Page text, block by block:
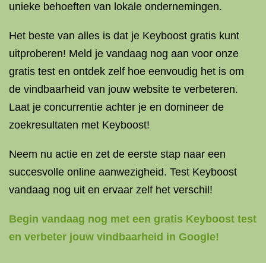
unieke behoeften van lokale ondernemingen.
Het beste van alles is dat je Keyboost gratis kunt
uitproberen! Meld je vandaag nog aan voor onze
gratis test en ontdek zelf hoe eenvoudig het is om
de vindbaarheid van jouw website te verbeteren.
Laat je concurrentie achter je en domineer de
zoekresultaten met Keyboost!
Neem nu actie en zet de eerste stap naar een
succesvolle online aanwezigheid. Test Keyboost
vandaag nog uit en ervaar zelf het verschil!
Begin vandaag nog met een gratis Keyboost test
en verbeter jouw vindbaarheid in Google!